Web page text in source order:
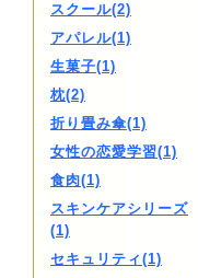
スクール(2)
アパレル(1)
生菓子(1)
枕(2)
折り畳み傘(1)
女性の恋愛学習(1)
食肉(1)
スキンケアシリーズ
(1)
セキュリティ(1)